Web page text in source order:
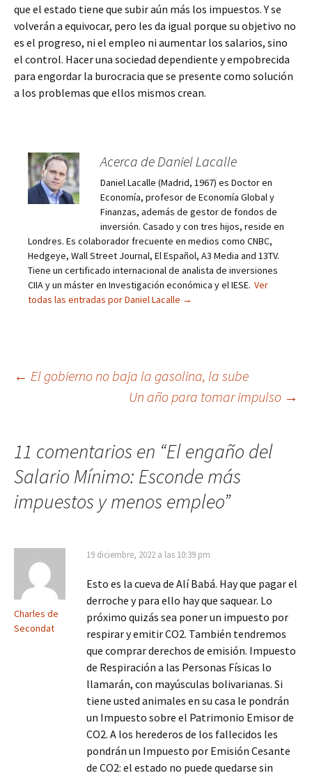
que el estado tiene que subir aún más los impuestos. Y se
volverán a equivocar, pero les da igual porque su objetivo no
es el progreso, ni el empleo ni aumentar los salarios, sino
el control. Hacer una sociedad dependiente y empobrecida
para engordar la burocracia que se presente como solución
a los problemas que ellos mismos crean.
Acerca de Daniel Lacalle
Daniel Lacalle (Madrid, 1967) es Doctor en
Economía, profesor de Economía Global y
Finanzas, además de gestor de fondos de
inversión. Casado y con tres hijos, reside en
Londres. Es colaborador frecuente en medios como CNBC,
Hedgeye, Wall Street Journal, El Español, A3 Media and 13TV.
Tiene un certificado internacional de analista de inversiones
CIIA y un máster en Investigación económica y el IESE. Ver
todas las entradas por Daniel Lacalle →
Navegación
← El gobierno no baja la gasolina, la sube
Un año para tomar impulso →
11 comentarios en “El engaño del
Salario Mínimo: Esconde más
impuestos y menos empleo”
Charles de
Secondat
19 diciembre, 2022 a las 10:39 pm
Esto es la cueva de Alí Babá. Hay que pagar el
derroche y para ello hay que saquear. Lo
próximo quizás sea poner un impuesto por
respirar y emitir CO2. También tendremos
que comprar derechos de emisión. Impuesto
de Respiración a las Personas Físicas lo
llamarán, con mayúsculas bolivarianas. Si
tiene usted animales en su casa le pondrán
un Impuesto sobre el Patrimonio Emisor de
CO2. A los herederos de los fallecidos les
pondrán un Impuesto por Emisión Cesante
de CO2: el estado no puede quedarse sin